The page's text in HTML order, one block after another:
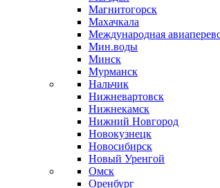
Магнитогорск
Махачкала
Международная
Мин.воды
Минск
Мурманск
Нальчик
Нижневартовск
Нижнекамск
Нижний Новгород
Новокузнецк
Новосибирск
Новый Уренгой
Омск
Оренбург